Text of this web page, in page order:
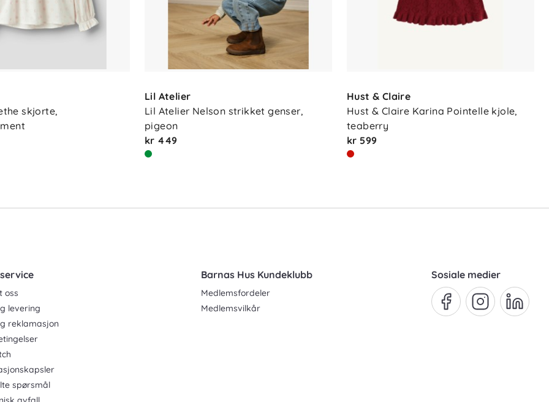
skjorte,
Lil Atelier
Lil Atelier Nelson strikket genser,
pigeon
kr 449
Hust & Claire
Hust & Claire Karina Pointelle kjole,
teaberry
kr 599
oss
levering
reklamasjon
spørsmål
Barnas Hus Kundeklubb
Medlemsfordeler
Medlemsvilkår
Sosiale medier